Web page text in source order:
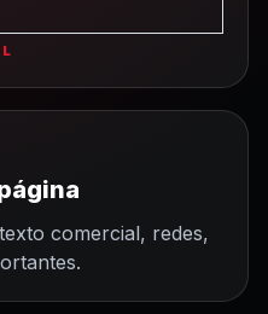
comercial, redes,